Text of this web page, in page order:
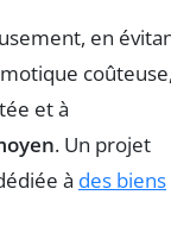
en
et à
. Un projet
à des biens